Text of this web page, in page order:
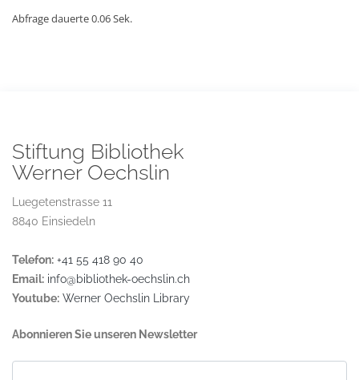
Abfrage dauerte 0.06 Sek.
Stiftung Bibliothek
Werner Oechslin
Luegetenstrasse 11
8840 Einsiedeln
Telefon: +41 55 418 90 40
Email: info@bibliothek-oechslin.ch
Youtube: Werner Oechslin Library
Abonnieren Sie unseren Newsletter